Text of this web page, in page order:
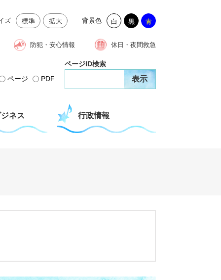
ズ 標準 拡大 背景色 白 黒 青
防犯・安心情報 休日・夜間救急
ページ PDF
ページID検索
ネス 行政情報